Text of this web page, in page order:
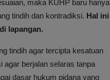
maka KUHP baru hanya
tindih dan kontradiksi. Hal ini
lapangan.
tindih agar tercipta kesatuan
agar berjalan selaras tanpa
dasar hukum pidana yang